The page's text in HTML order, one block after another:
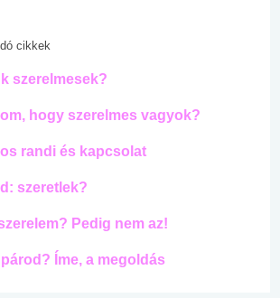
cikkek
szerelmesek?
hogy szerelmes vagyok?
randi és kapcsolat
szeretlek?
Pedig nem az!
Íme, a megoldás